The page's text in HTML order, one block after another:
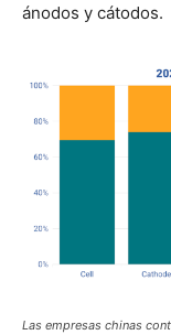
ánodos y cátodos.
Las empresas chinas